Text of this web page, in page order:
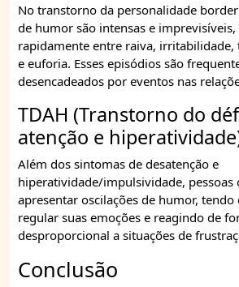
No transtorno da personalidade
de humor são intensas e
rapidamente entre raiva, irritabilidade,
e euforia. Esses episódios são
desencadeados por eventos nas
TDAH (Transtorno do
atenção e
Além dos sintomas de desatenção e
hiperatividade/impulsividade, pessoas
apresentar oscilações de humor,
regular suas emoções e reagindo de
desproporcional a situações de
Conclusão